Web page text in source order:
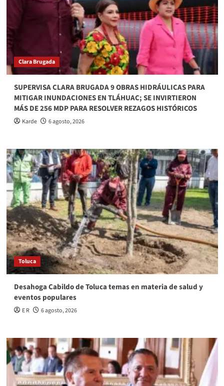
Clara Brugada
SUPERVISA CLARA BRUGADA 9 OBRAS HIDRÁULICAS PARA
MITIGAR INUNDACIONES EN TLÁHUAC; SE INVIRTIERON
MÁS DE 256 MDP PARA RESOLVER REZAGOS HISTÓRICOS
Karde 6 agosto, 2026
Toluca
Desahoga Cabildo de Toluca temas en materia de salud y
eventos populares
E R 6 agosto, 2026